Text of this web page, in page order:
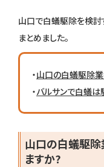
山口で白蟻駆除を検討
まとめました。
・山口の白蟻駆除
・バルサンで白蟻は
山口の白蟻駆除
ますか?